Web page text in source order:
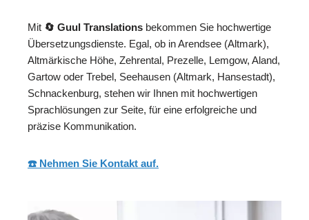
Mit 🔄 Guul Translations bekommen Sie hochwertige
Übersetzungsdienste. Egal, ob in Arendsee (Altmark),
Altmärkische Höhe, Zehrental, Prezelle, Lemgow, Aland,
Gartow oder Trebel, Seehausen (Altmark, Hansestadt),
Schnackenburg, stehen wir Ihnen mit hochwertigen
Sprachlösungen zur Seite, für eine erfolgreiche und
präzise Kommunikation.
☎️ Nehmen Sie Kontakt auf.